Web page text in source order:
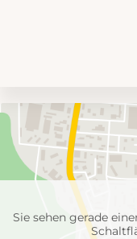
mit
Sie sehen gerade